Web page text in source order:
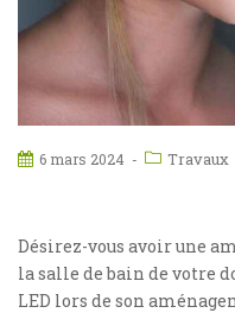
6 mars 2024 Travaux
Désirez-vous avoir une
la salle de bain de votre
LED lors de son